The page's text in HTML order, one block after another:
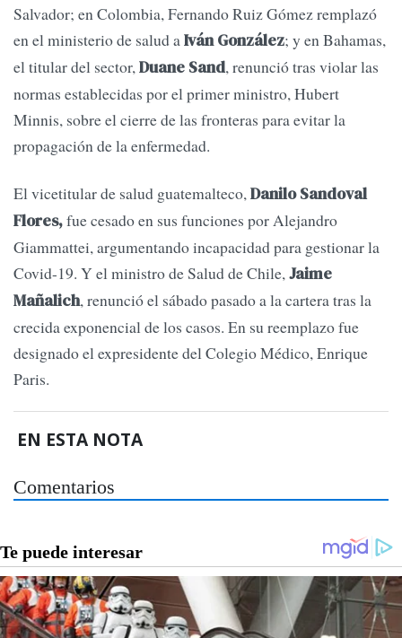
Salvador; en Colombia, Fernando Ruiz Gómez remplazó
en el ministerio de salud aIván González; y en Bahamas,
el titular del sector,Duane Sand, renunció tras violar las
normas establecidas por el primer ministro, Hubert
Minnis, sobre el cierre de las fronteras para evitar la
propagación de la enfermedad.
El vicetitular de salud guatemalteco,Danilo Sandoval
Flores,fue cesado en sus funciones por Alejandro
Giammattei, argumentando incapacidad para gestionar la
Covid-19. Y el ministro de Salud de Chile,Jaime
Mañalich, renunció el sábado pasado a la cartera tras la
crecida exponencial de los casos. En su reemplazo fue
designado el expresidente del Colegio Médico, Enrique
Paris.
EN ESTA NOTA
Comentarios